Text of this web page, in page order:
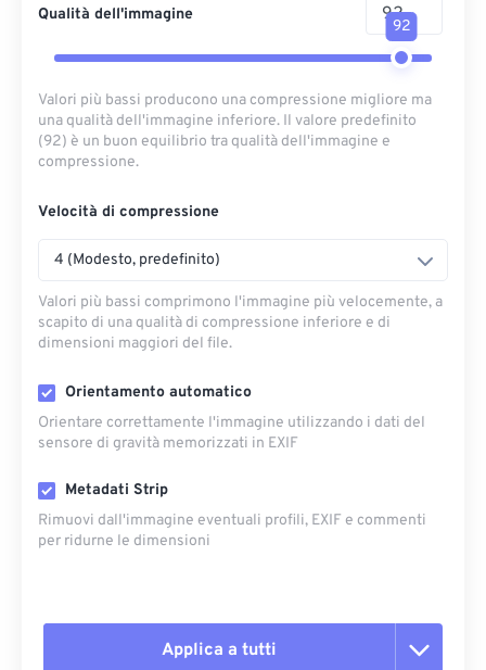
Qualità dell'immagine
92
Valori più bassi producono una compressione migliore ma
una qualità dell'immagine inferiore. Il valore predefinito
(92) è un buon equilibrio tra qualità dell'immagine e
compressione.
Velocità di compressione
4 (Modesto, predefinito)
Valori più bassi comprimono l'immagine più velocemente, a
scapito di una qualità di compressione inferiore e di
dimensioni maggiori del file.
Orientamento automatico
Orientare correttamente l'immagine utilizzando i dati del
sensore di gravità memorizzati in EXIF
Metadati Strip
Rimuovi dall'immagine eventuali profili, EXIF ​​e commenti
per ridurne le dimensioni
Applica a tutti